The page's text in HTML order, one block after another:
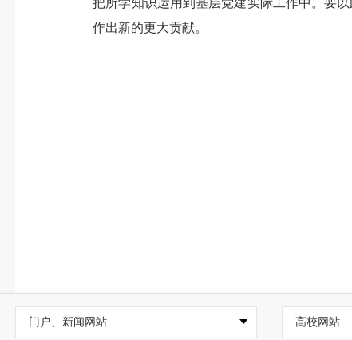
把所学知识运用到基层党建实际工作中。要
作出新的更大贡献。
门户、新闻网站 高校网站